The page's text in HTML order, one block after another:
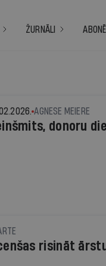
ŽURNĀLI
AGNESE MEIERE
donoru
cenšas risināt